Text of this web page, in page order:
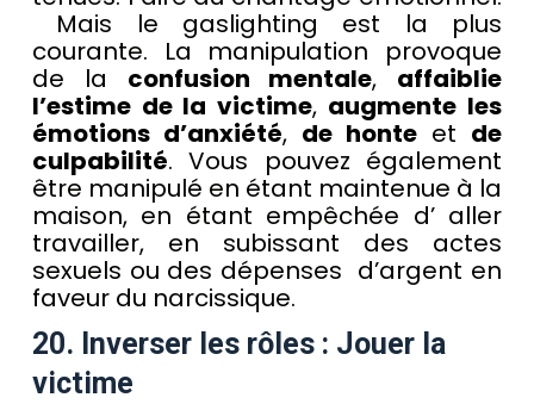
Mais le gaslighting est la plus
courante. La manipulation provoque
de la confusion mentale, affaiblie
l’estime de la victime, augmente les
émotions d’anxiété, de honte et de
culpabilité. Vous pouvez également
être manipulé en étant maintenue à la
maison, en étant empêchée d’ aller
travailler, en subissant des actes
sexuels ou des dépenses d’argent en
faveur du narcissique.
20. Inverser les rôles : Jouer la
victime